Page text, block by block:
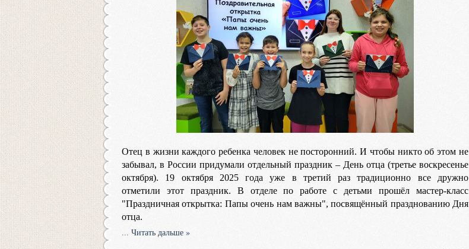
Отец в жизни каждого ребенка человек не посторонний. И чтобы никто об этом не
забывал, в России придумали отдельный праздник – День отца (третье воскресенье
октября). 19 октября 2025 года уже в третий раз традиционно все дружно
отметили этот праздник. В отделе по работе с детьми прошёл мастер-класс
"Праздничная открытка: Папы очень нам важны", посвящённый празднованию Дня
отца.
... Читать дальше »